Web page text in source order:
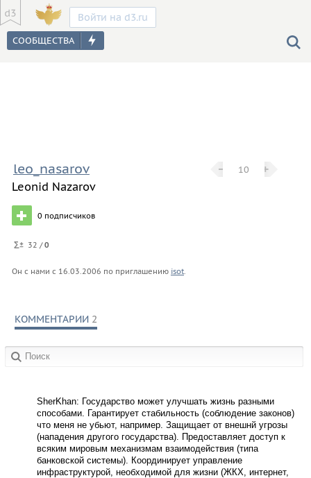
Войти на d3.ru
− 10 +
leo_nasarov
Leonid Nazarov
0 подписчиков
32 /0
Он с нами с 16.03.2006 по приглашению isot.
КОММЕНТАРИИ 2
SherKhan: Государство может улучшать жизнь разными
способами. Гарантирует стабильность (соблюдение законов) 
что меня не убьют, например. Защищает от внешнй угрозы
(нападения другого государства). Предоставляет доступ к
всяким мировым механизмам взаимодействия (типа
банковской системы). Координирует управление
инфраструктурой, необходимой для жизни (ЖКХ, интернет,